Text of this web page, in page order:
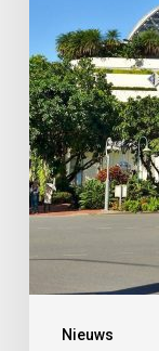
Nieuws
van
AU$
177
miljoen
op
Reef
Casino
Trust: